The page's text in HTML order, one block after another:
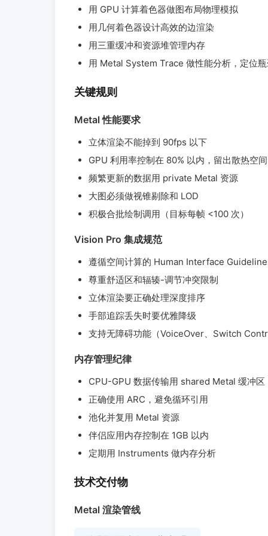
用 GPU 计算着色器做图布局物理模拟
用几何着色器设计高效的边渲染
用三重缓冲和资源堆管理内存
用 Metal System Trace 做性能分析，定位
关键规则
Metal 性能要求
立体渲染不能掉到 90fps 以下
GPU 利用率控制在 80% 以内，留出散热空间
频繁更新的数据用 private Metal 资源
大图必须做视锥剔除和 LOD
积极合批绘制调用（目标每帧 <100 次）
Vision Pro 集成规范
遵循空间计算的 Human Interface
尊重舒适区和辐辏-调节冲突限制
立体渲染要正确处理深度排序
手部追踪丢失时要优雅降级
支持无障碍功能（VoiceOver、Switch
内存管理纪律
CPU-GPU 数据传输用 shared Metal 缓冲区
正确使用 ARC，避免循环引用
池化并复用 Metal 资源
伴侣应用内存控制在 1GB 以内
定期用 Instruments 做内存分析
技术交付物
Metal 渲染管线